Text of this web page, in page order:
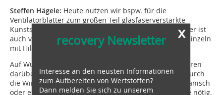
Steffen Hägele: Heute nutzen wir bspw. für die
Ventilatorblätter zum großen Teil glasfaserverstärkte
Kunststoffe, die jeweilige Zusammensetzung der Blätter ist
auch vom Einsatzgebiet abhängig – die können auch einzeln
mit Hilfe eines Reparatursets ausgetauscht werden.
Auf Wunsch verfügen die modernen Cleanfix Ventilatoren
darüber hinaus über eine Kühlleistungsanpassung. Durch
die Winkelverstellung der Flügelblätter (thermo‑mechanisch
oder elektronisch), wird nur so viel Luft angezogen wie nötig.
x
recovery Newsletter
Interesse an den neusten Informationen
zum Aufbereiten von Wertstoffen?
Dann melden Sie sich zu unserem